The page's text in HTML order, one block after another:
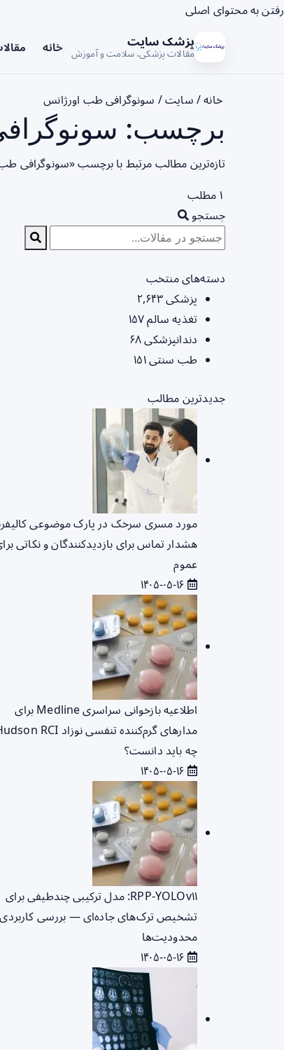
رفتن به محتوای اصلی
پزشک سایت
مقالات پزشکی، سلامت و آموزش خانه
خانه/ سایت/ سونوگرافی طب اورژانس
برچسب:
تازه‌ترین مطالب مرتبط با برچسب «سونوگرافی
۱ مطلب
جستجو
دسته‌های منتخب
پزشکی۲,۶۴۳
تغذیه سالم۱۵۷
دندانپزشکی۶۸
طب سنتی۱۵۱
جدیدترین مطالب
مورد مسری سرخک در پارک موضوعی
هشدار تماس برای بازدیدکنندگان و نکاتی
عموم
اطلاعیه بازخوانی سراسری Medline برای
چه باید دانست؟
RPP‑YOLOv۱۱: مدل ترکیبی چندطیفی برای
تشخیص ترک‌های جاده‌ای — بررسی
محدودیت‌ها